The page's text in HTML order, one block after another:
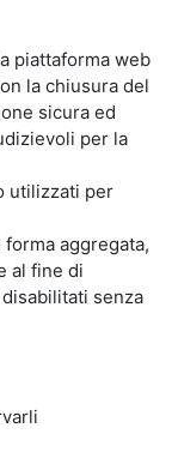
piattaforma web
la chiusura del
sicura ed
per la
utilizzati per
aggregata,
al fine di
senza